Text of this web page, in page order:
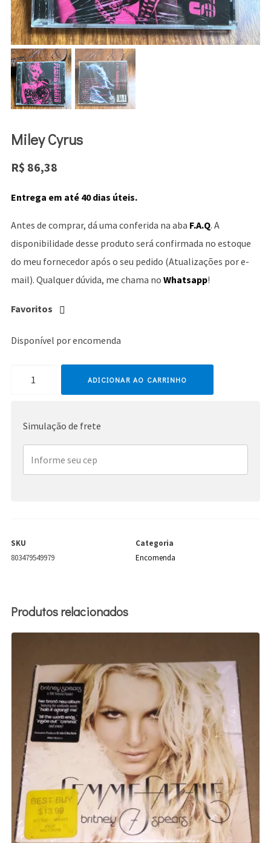
Miley Cyrus
R$ 86,38
Entrega em até 40 dias úteis.
Antes de comprar, dá uma conferida na aba F.A.Q. A
disponibilidade desse produto será confirmada no estoque
do meu fornecedor após o seu pedido (Atualizações por e-
mail). Qualquer dúvida, me chama no Whatsapp!
Favoritos
Disponível por encomenda
ADICIONAR AO CARRINHO
Simulação de frete
SKU
803479549979
Categoria
Encomenda
Produtos relacionados